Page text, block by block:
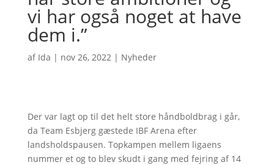
vi har også noget at have
dem i.”
af Ida | nov 26, 2022| Nyheder
Der var lagt op til det helt store håndboldbrag i går,
da Team Esbjerg gæstede IBF Arena efter
landsholdspausen. Topkampen mellem ligaens
nummer et og to blev skudt i gang med fejring af 14